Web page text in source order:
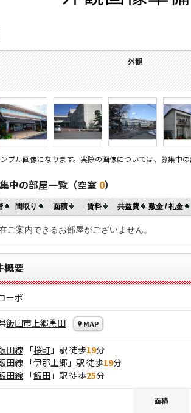
外観
周辺施設：役所
周辺施設：中学校
周辺施設：小学校
その他画像
プル画像になります。実際の画像については、募集中
中の部屋一覧（空室 0）
間取り 面積 賃料 共益費 敷金 / 礼金
ご案内できるお部屋がございません。
概要
ーポ
飯田市上郷黒田 MAP
田線 「桜町 」駅 徒歩19分
田線 「伊那上郷 」駅 徒歩19分
田線 「飯田 」駅 徒歩25分
面積